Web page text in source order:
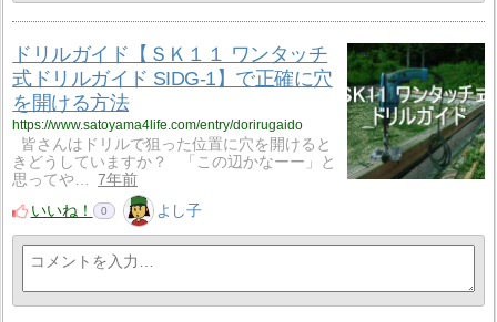
ドリルガイド【ＳＫ１１ ワンタッチ
式ドリルガイド SIDG-1】で正確に穴
を開ける方法
https://www.satoyama4life.com/entry/dorirugaido
皆さんはドリルで狙った位置に穴を開けると
きどうしていますか？ 「この辺かなーー」と
思ってや…
7年前
いいね！
0 よし子